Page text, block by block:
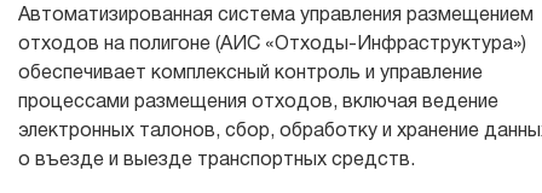
Автоматизированная система управления размещением
отходов на полигоне (АИС «Отходы-Инфраструктура»)
обеспечивает комплексный контроль и управление
процессами размещения отходов, включая ведение
электронных талонов, сбор, обработку и хранение
о въезде и выезде транспортных средств.